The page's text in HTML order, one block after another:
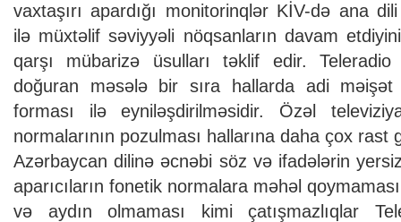
vaxtaşırı apardığı monitorinqlər KİV-də ana
ilə müxtəlif səviyyəli nöqsanların davam
qarşı mübarizə üsulları təklif edir.
doğuran məsələ bir sıra hallarda adi
forması ilə eyniləşdirilməsidir. Özəl
normalarının pozulması hallarına daha çox rast
Azərbaycan dilinə əcnəbi söz və ifadələrin
aparıcıların fonetik normalara məhəl
və aydın olmaması kimi çatışmazlıqlar